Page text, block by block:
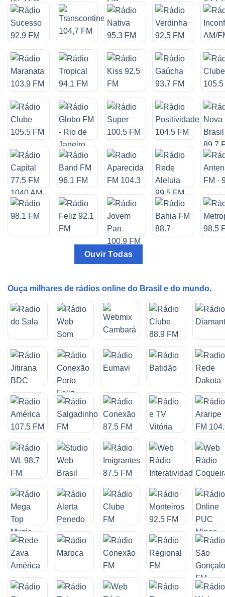
Ouvir Todas
Ouça milhares de rádios online do Brasil e do mundo.